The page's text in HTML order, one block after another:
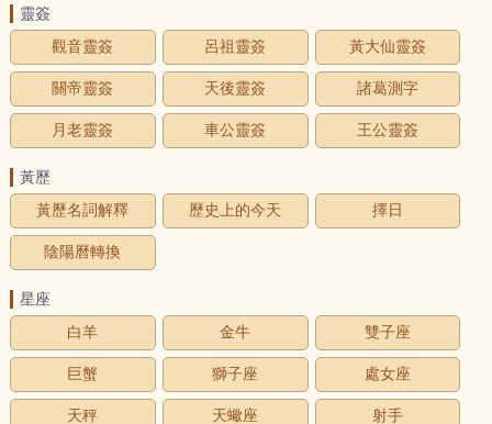
靈簽
觀音靈簽
呂祖靈簽 黃大仙靈簽
關帝靈簽 天後靈簽 諸葛測字
月老靈簽 車公靈簽 王公靈簽
黃歷
黃歷名詞解釋
歷史上的今天 擇日
陰陽曆轉換
星座
白羊
金牛 雙子座
巨蟹 獅子座 處女座
天秤 天蠍座 射手